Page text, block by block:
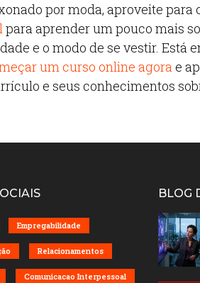
por moda, aproveite para
para aprender um pouco mais
e o modo de se vestir. Está
um curso online agorae
e seus conhecimentos
Empregabilidade
Relacionamentos
Comunicacao Interpessoal
BLOG